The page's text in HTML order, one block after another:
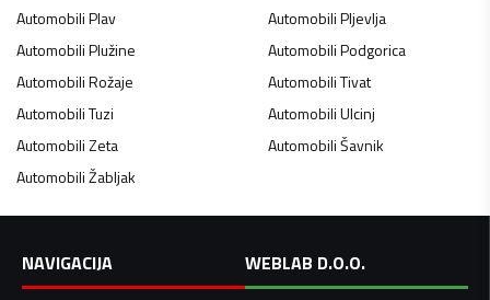
AutomobiliPlav AutomobiliPljevlja
AutomobiliPlužine AutomobiliPodgorica
AutomobiliRožaje AutomobiliTivat
AutomobiliTuzi AutomobiliUlcinj
AutomobiliZeta AutomobiliŠavnik
AutomobiliŽabljak
NAVIGACIJA
WEBLAB D.O.O.